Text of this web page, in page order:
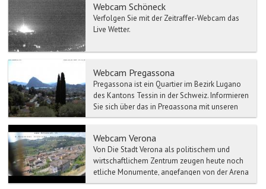
Webcam Schöneck
Verfolgen Sie mit der Zeitraffer-Webcam das
Live Wetter.
Webcam Pregassona
Pregassona ist ein Quartier im Bezirk Lugano
des Kantons Tessin in der Schweiz. Informieren
Sie sich über das in Pregassona mit unseren
Wett...
Webcam Verona
Von Die Stadt Verona als politischem und
wirtschaftlichem Zentrum zeugen heute noch
etliche Monumente, angefangen von der Arena
bis zum Römischen T...